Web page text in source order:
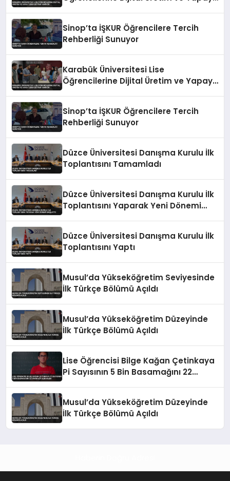
Sinop’ta İŞKUR Öğrencilere Tercih
Rehberliği Sunuyor
Karabük Üniversitesi Lise
Öğrencilerine Dijital Üretim ve Yapay
Sinop’ta İŞKUR Öğrencilere Tercih
Rehberliği Sunuyor
Düzce Üniversitesi Danışma Kurulu İlk
Toplantısını Tamamladı
Düzce Üniversitesi Danışma Kurulu İlk
Toplantısını Yaparak Yeni Dönemi
Düzce Üniversitesi Danışma Kurulu İlk
Toplantısını Yaptı
Musul’da Yükseköğretim Seviyesinde
İlk Türkçe Bölümü Açıldı
Musul’da Yükseköğretim Düzeyinde
İlk Türkçe Bölümü Açıldı
Lise Öğrencisi Bilge Kağan Çetinkaya
Pi Sayısının 5 Bin Basamağını 22
Musul’da Yükseköğretim Düzeyinde
İlk Türkçe Bölümü Açıldı